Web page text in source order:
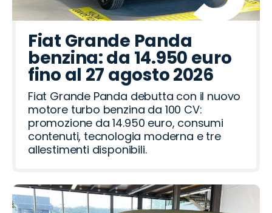
Fiat Grande Panda
benzina: da 14.950 euro
fino al 27 agosto 2026
Fiat Grande Panda debutta con il nuovo
motore turbo benzina da 100 CV:
promozione da 14.950 euro, consumi
contenuti, tecnologia moderna e tre
allestimenti disponibili.